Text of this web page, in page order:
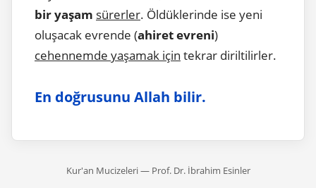
bir yaşam sürerler. Öldüklerinde ise yeni
oluşacak evrende (ahiret evreni)
cehennemde yaşamak için tekrar diriltilirler.
En doğrusunu Allah bilir.
Kur'an Mucizeleri — Prof. Dr. İbrahim Esinler